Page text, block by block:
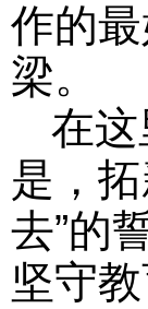
作的
梁。
在
是，
去”的
坚守